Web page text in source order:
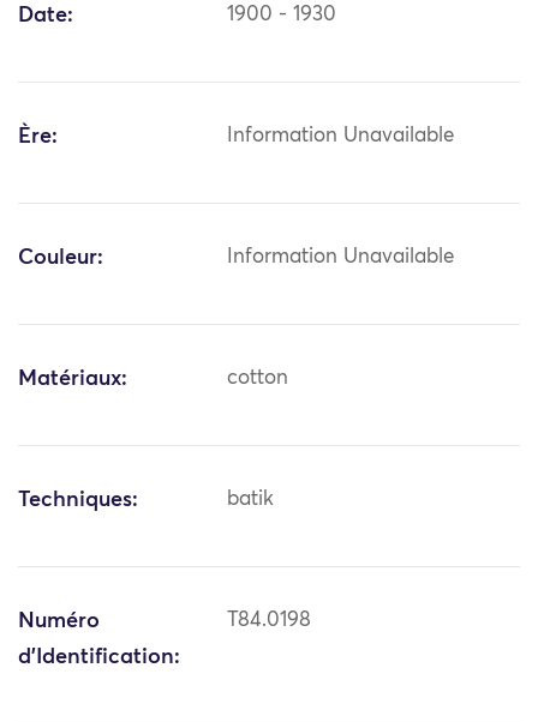
Date: 1900 - 1930
Ère: Information Unavailable
Couleur: Information Unavailable
Matériaux: cotton
Techniques: batik
Numéro
d'Identification:
T84.0198